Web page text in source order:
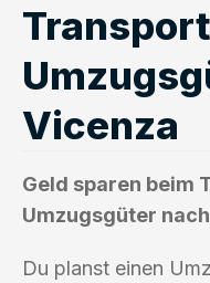
Vicenza
Geld sparen beim
Umzugsgüter
Du planst einen